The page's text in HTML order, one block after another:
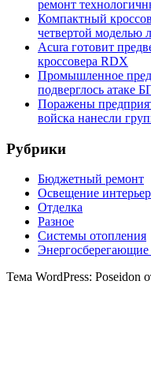
ремонт
Компактный
четвертой моделью
Acura готовит
кроссовера RDX
Промышленное
подверглось атаке
Поражены
войска нанесли
Рубрики
Бюджетный ремонт
Освещение
Отделка
Разное
Системы отопления
Энергосберегающие
Тема WordPress: Poseidon